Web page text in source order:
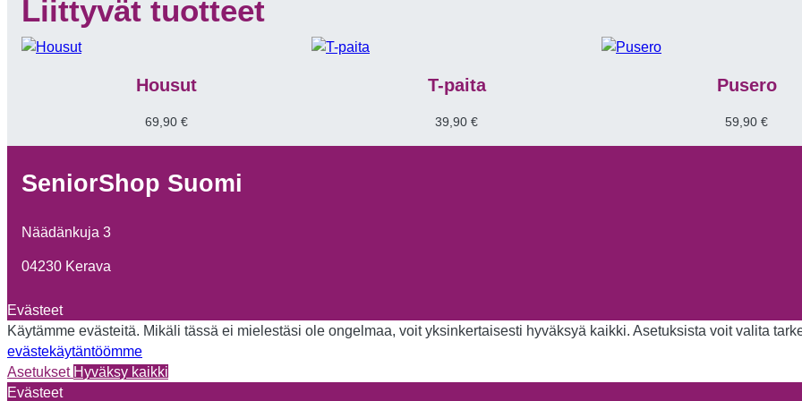
Liittyvät tuotteet
Housut
69,90 €
T-paita
39,90 €
Pusero
59,90 €
SeniorShop Suomi
Näädänkuja 3
04230 Kerava
Evästeet
Käytämme evästeitä. Mikäli tässä ei mielestäsi ole ongelmaa, voit yksinkertaisesti hyväksyä kaikki. Asetuksista voit valita
evästekäytäntöömme
Asetukset Hyväksy kaikki
Evästeet